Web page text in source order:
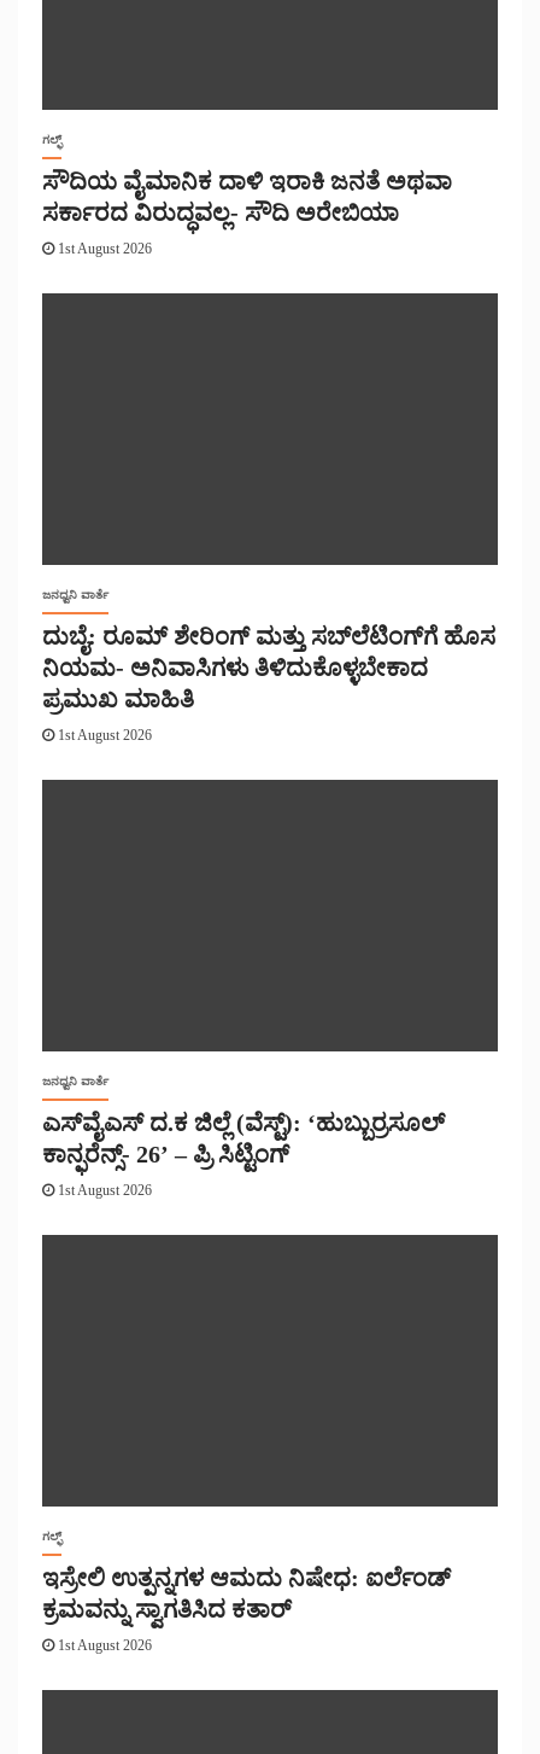
ಗಲ್ಫ್
ಸೌದಿಯ ವೈಮಾನಿಕ ದಾಳಿ ಇರಾಕಿ ಜನತೆ ಅಥವಾ
ಸರ್ಕಾರದ ವಿರುದ್ಧವಲ್ಲ- ಸೌದಿ ಅರೇಬಿಯಾ
1st August 2026
ಜನಧ್ವನಿ ವಾರ್ತೆ
ದುಬೈ: ರೂಮ್ ಶೇರಿಂಗ್ ಮತ್ತು ಸಬ್‌ಲೆಟಿಂಗ್‌ಗೆ ಹೊಸ
ನಿಯಮ- ಅನಿವಾಸಿಗಳು ತಿಳಿದುಕೊಳ್ಳಬೇಕಾದ
ಪ್ರಮುಖ ಮಾಹಿತಿ
1st August 2026
ಜನಧ್ವನಿ ವಾರ್ತೆ
ಎಸ್‌ವೈಎಸ್ ದ.ಕ ಜಿಲ್ಲೆ (ವೆಸ್ಟ್): ‘ಹುಬ್ಬುರ್ರಸೂಲ್
ಕಾನ್ಫರೆನ್ಸ್- 26’ – ಪ್ರಿ ಸಿಟ್ಟಿಂಗ್
1st August 2026
ಗಲ್ಫ್
ಇಸ್ರೇಲಿ ಉತ್ಪನ್ನಗಳ ಆಮದು ನಿಷೇಧ: ಐರ್ಲೆಂಡ್
ಕ್ರಮವನ್ನು ಸ್ವಾಗತಿಸಿದ ಕತಾರ್
1st August 2026